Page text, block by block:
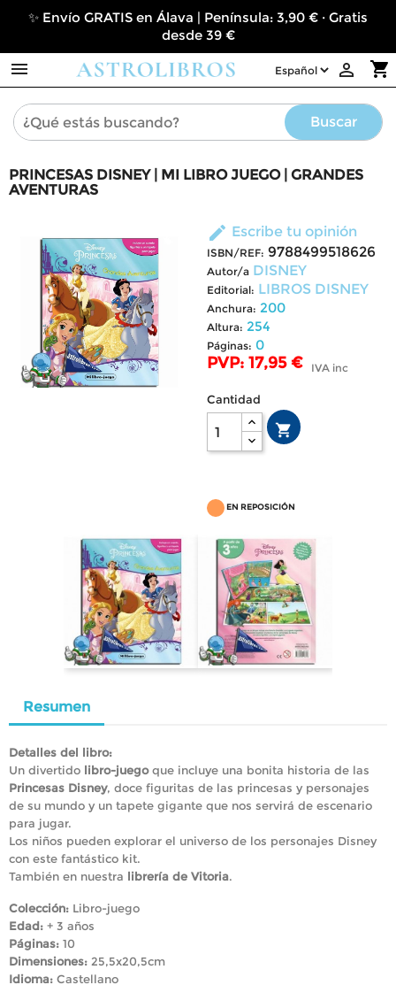
✨ Envío GRATIS en Álava | Península: 3,90 € · Gratis
desde 39 €
 shopping_cart

Buscar
PRINCESAS DISNEY | MI LIBRO JUEGO | GRANDES
AVENTURAS
edit Escribe tu opinión
ISBN/REF: 9788499518626
Autor/a DISNEY
Editorial: LIBROS DISNEY
Anchura: 200
Altura: 254
Páginas: 0
PVP: 17,95 € IVA inc
Cantidad

EN REPOSICIÓN
Resumen
Detalles del libro:
Un divertido libro-juegoque incluye una bonita historia de las
Princesas Disney, doce figuritas de las princesas y personajes
de su mundo y un tapete gigante que nos servirá de escenario
para jugar.
Los niños pueden explorar el universo de los personajes Disney
con este fantástico kit.
También en nuestra librería de Vitoria.
Colección: Libro-juego
Edad: + 3 años
Páginas: 10
Dimensiones: 25,5x20,5cm
Idioma: Castellano